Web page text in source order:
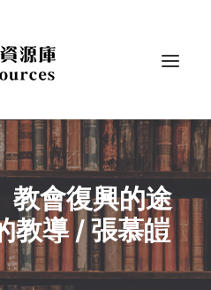
教會復興的途
導 / 張慕皚